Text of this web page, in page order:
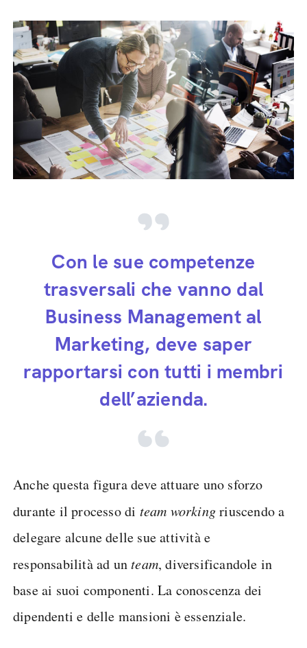
Con le sue competenze
trasversali che vanno dal
Business Management al
Marketing, deve saper
rapportarsi con tutti i membri
dell’azienda.
Anche questa figura deve attuare uno sforzo
durante il processo di team workingriuscendo a
delegare alcune delle sue attività e
responsabilità ad unteam, diversificandole in
base ai suoi componenti. La conoscenza dei
dipendenti e delle mansioni è essenziale.